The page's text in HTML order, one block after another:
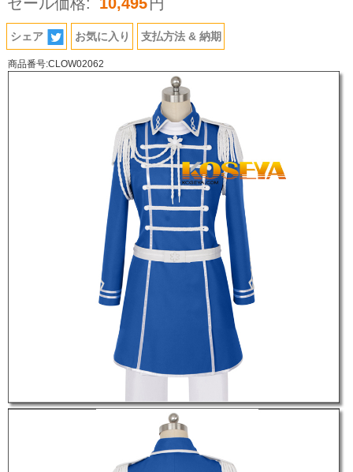
シェア お気に入り 支払方法 & 納期
商品番号:CLOW02062